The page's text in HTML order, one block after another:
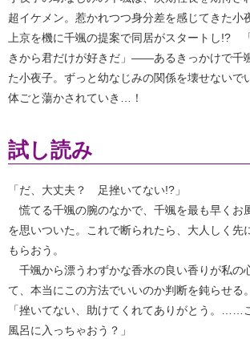
超イケメン。惹かれつつ身分差を感じてきた小
上京を機に千颯の提案で同居がスタートし!?
きから君だけが好きだ」――あるきっかけで千
た小夜子。ずっと幼なじみの関係を壊せないで
体ごと蕩かされていき…！
試し読み
「だ、大丈夫？ 足挫いてない!?」
慌てる千颯の腕のなかで、千颯を最も早くお
を思いついた。これで断られたら、大人しく先
もらおう。
千颯から漂うわずかな香水の良い香りが私の
て、本当にこの方法でいいのか判断を鈍らせ
「挫いてない、助けてくれてありがとう。……
風呂に入っちゃおう？」